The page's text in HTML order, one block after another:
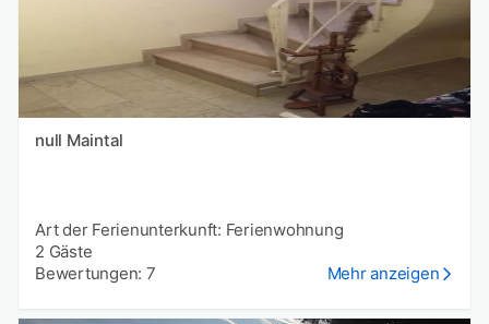
null Maintal
Art der Ferienunterkunft: Ferienwohnung
2 Gäste
Bewertungen: 7
Mehr anzeigen